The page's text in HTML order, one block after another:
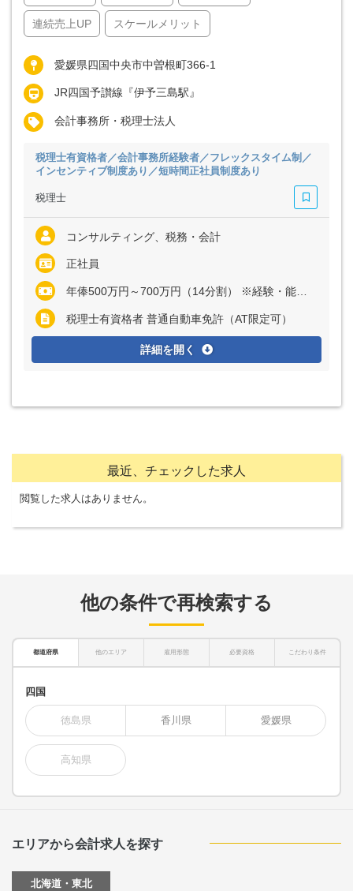
連続売上UP スケールメリット
愛媛県四国中央市中曽根町366-1
JR四国予讃線『伊予三島駅』
会計事務所・税理士法人
税理士有資格者／会計事務所経験者／フレックスタイム制／
インセンティブ制度あり／短時間正社員制度あり
税理士
コンサルティング、税務・会計
正社員
年俸500万円～700万円（14分割） ※経験・能力など考慮の上、決定いたします ※残業代は全額支給
税理士有資格者 普通自動車免許（AT限定可）
詳細を開く
最近、チェックした求人
閲覧した求人はありません。
他の条件で再検索する
都道府県 他のエリア 雇用形態 必要資格 こだわり条件
四国
徳島県 香川県 愛媛県
高知県
エリアから会計求人を探す
北海道・東北